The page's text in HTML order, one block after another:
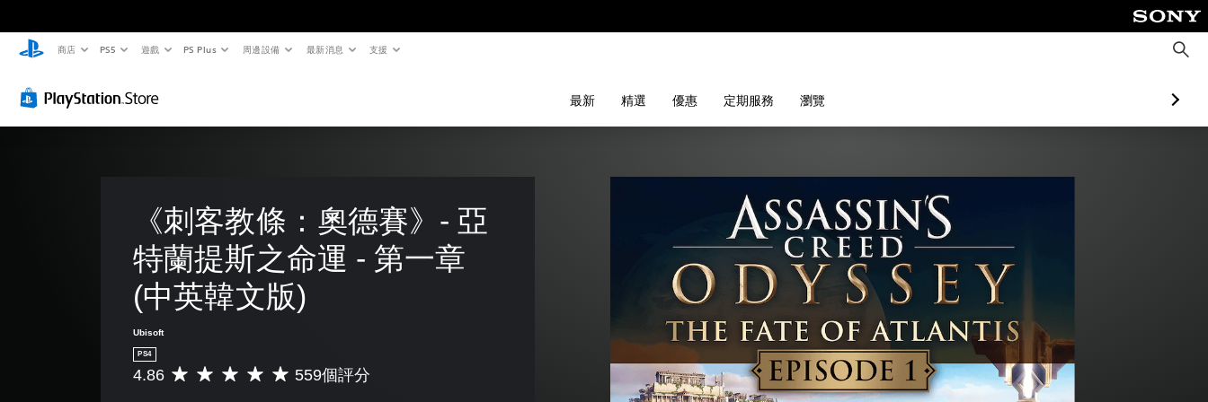
商店 PS5 遊戲 PS Plus 周邊設備 最新消息 支援
搜
尋
最新 精選 優惠 定期服務 瀏覽
《刺客教條：奧德賽》- 亞
特蘭提斯之命運 - 第一章
(中英韓文版)
Ubisoft
PS4
平
4.86 559個評分